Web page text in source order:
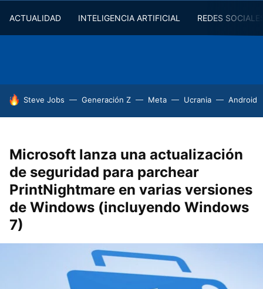
ACTUALIDAD INTELIGENCIA ARTIFICIAL REDES
HOY SE HABLA DE
Steve Jobs Generación Z Meta Ucrania Android
Microsoft lanza una actualización
de seguridad para parchear
PrintNightmare en varias versiones
de Windows (incluyendo Windows
7)